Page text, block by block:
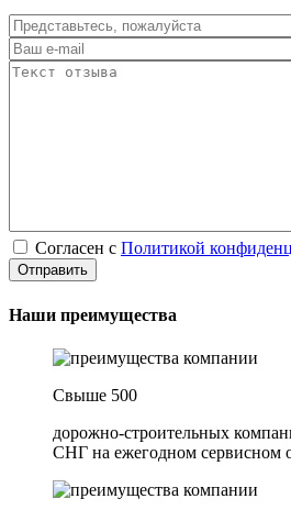
Согласен с Политикой
Наши преимущества
Свыше 500
дорожно-строительных
СНГ на ежегодном сервисном